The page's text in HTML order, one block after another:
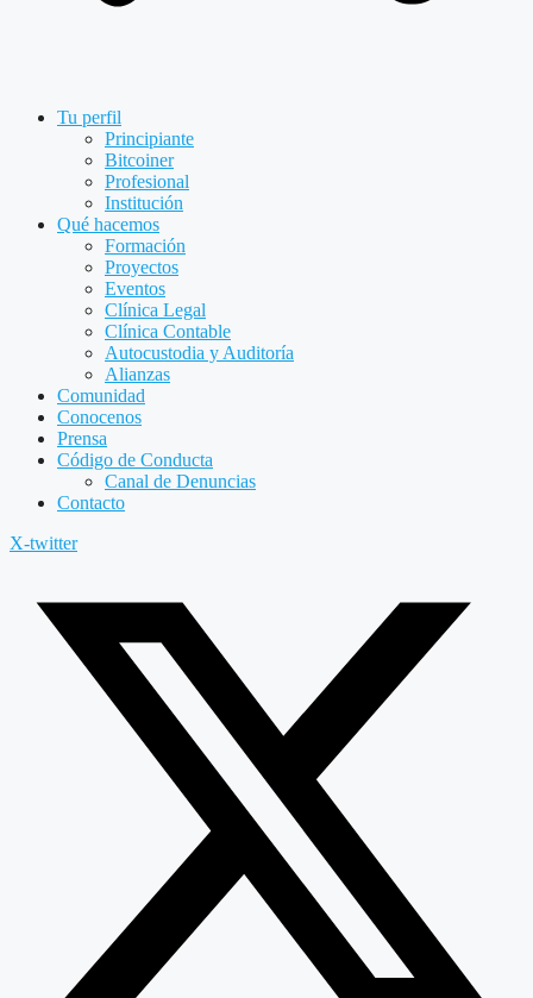
Tu perfil
Principiante
Bitcoiner
Profesional
Institución
Qué hacemos
Formación
Proyectos
Eventos
Clínica Legal
Clínica Contable
Autocustodia y Auditoría
Alianzas
Comunidad
Conocenos
Prensa
Código de Conducta
Canal de Denuncias
Contacto
X-twitter